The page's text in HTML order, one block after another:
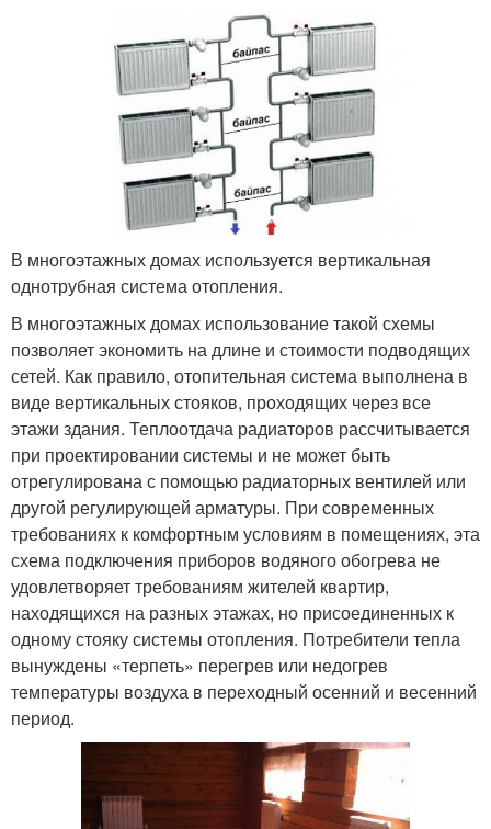
В многоэтажных домах используется вертикальная
однотрубная система отопления.
В многоэтажных домах использование такой схемы
позволяет экономить на длине и стоимости подводящих
сетей. Как правило, отопительная система выполнена в
виде вертикальных стояков, проходящих через все
этажи здания. Теплоотдача радиаторов рассчитывается
при проектировании системы и не может быть
отрегулирована с помощью радиаторных вентилей или
другой регулирующей арматуры. При современных
требованиях к комфортным условиям в помещениях, эта
схема подключения приборов водяного обогрева не
удовлетворяет требованиям жителей квартир,
находящихся на разных этажах, но присоединенных к
одному стояку системы отопления. Потребители тепла
вынуждены «терпеть» перегрев или недогрев
температуры воздуха в переходный осенний и весенний
период.